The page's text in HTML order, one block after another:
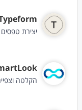
יצירת טפסים
הקלטה